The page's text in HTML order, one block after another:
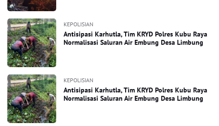
KEPOLISIAN
Antisipasi Karhutla, Tim KRYD Polres Kubu Raya
Normalisasi Saluran Air Embung Desa Limbung
KEPOLISIAN
Antisipasi Karhutla, Tim KRYD Polres Kubu Raya
Normalisasi Saluran Air Embung Desa Limbung